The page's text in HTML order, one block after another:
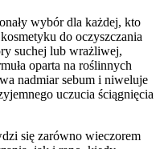
wybór dla każdej, kto
do oczyszczania
suchej lub wrażliwej,
oparta na roślinnych
nadmiar sebum i niweluje
uczucia ściągnięcia
się zarówno wieczorem